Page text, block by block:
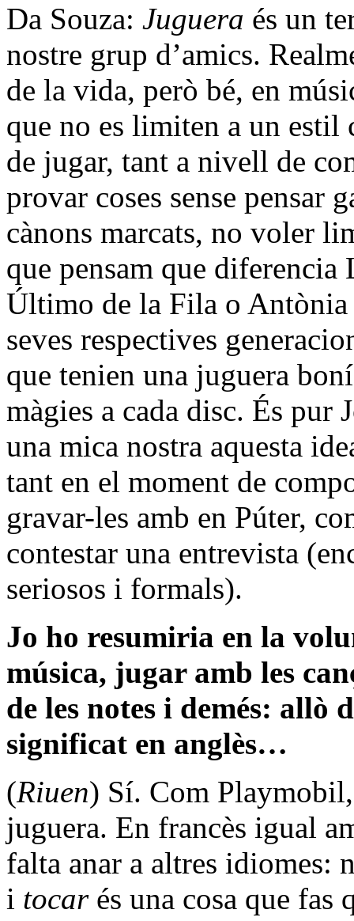
Da Souza: Juguera és un
nostre grup d’amics.
de la vida, però bé, en
que no es limiten a un estil
de jugar, tant a nivell de
provar coses sense pensar
cànons marcats, no voler
que pensam que
Último de la Fila o Antònia
seves respectives
que tenien una juguera
màgies a cada disc. És pur
una mica nostra aquesta
tant en el moment de
gravar-les amb en Púter,
contestar una entrevista
seriosos i formals).
Jo ho resumiria en la
música, jugar amb les
de les notes i demés: allò
significat en anglès…
(Riuen) Sí. Com
juguera. En francès igual
falta anar a altres
i tocarés una cosa que